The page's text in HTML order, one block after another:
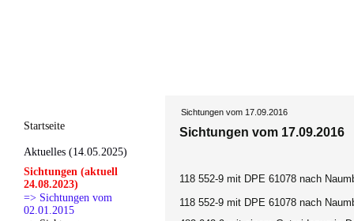
Startseite
Aktuelles (14.05.2025)
Sichtungen (aktuell
24.08.2023)
=> Sichtungen vom
02.01.2015
Sichtungen vom 17.09.2016
Sichtungen vom 17.09.2016
118 552-9 mit DPE 61078 nach
118 552-9 mit DPE 61078 nach